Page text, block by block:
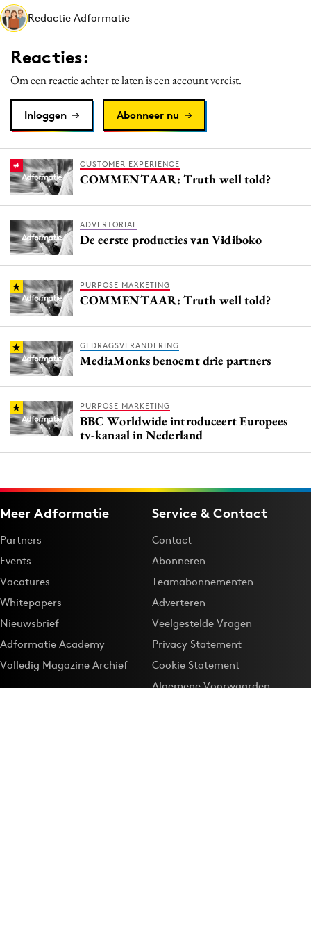
Martech
Media
Merkstrategie
Purpose Marketing
Reputatie & crisis
Redactie Adformatie
Reacties:
Om een reactie achter te laten is een account vereist.
Inloggen Abonneer nu
CUSTOMER EXPERIENCE
COMMENTAAR: Truth well told?
ADVERTORIAL
De eerste producties van Vidiboko
PURPOSE MARKETING
COMMENTAAR: Truth well told?
GEDRAGSVERANDERING
MediaMonks benoemt drie partners
PURPOSE MARKETING
BBC Worldwide introduceert Europees
tv-kanaal in Nederland
Meer Adformatie
Partners
Events
Vacatures
Whitepapers
Nieuwsbrief
Adformatie Academy
Volledig Magazine Archief
Service & Contact
Contact
Abonneren
Teamabonnementen
Adverteren
Veelgestelde Vragen
Privacy Statement
Cookie Statement
Algemene Voorwaarden